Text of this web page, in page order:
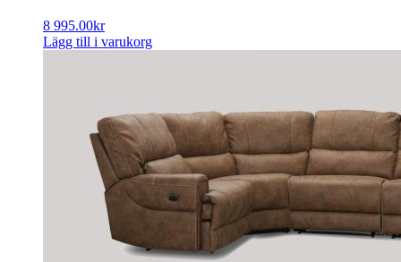
8 995.00kr
Lägg till i varukorg